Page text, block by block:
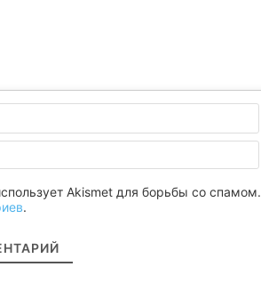
Akismet для борьбы со спамом.
.